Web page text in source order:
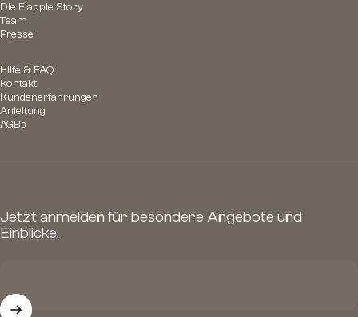
Die Flappie Story
Team
Presse
Hilfe & FAQ
Kontakt
Kundenerfahrungen
Anleitung
AGBs
Jetzt anmelden für besondere Angebote und
Einblicke.